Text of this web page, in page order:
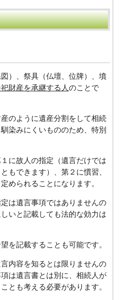
）、祭具（仏壇、位牌）、墳
財産を承継する人のことで
のように遺産分割をして相続
染みにくいもののため、特別
に故人の指定（遺言だけでは
もできます）、第２に慣習、
められることになります。
は遺言事項ではありませんの
いと記載しても法的な効力は
を記載することも可能です。
内容を知るとは限りませんの
は遺言書とは別に、相続人が
とも考える必要があります。